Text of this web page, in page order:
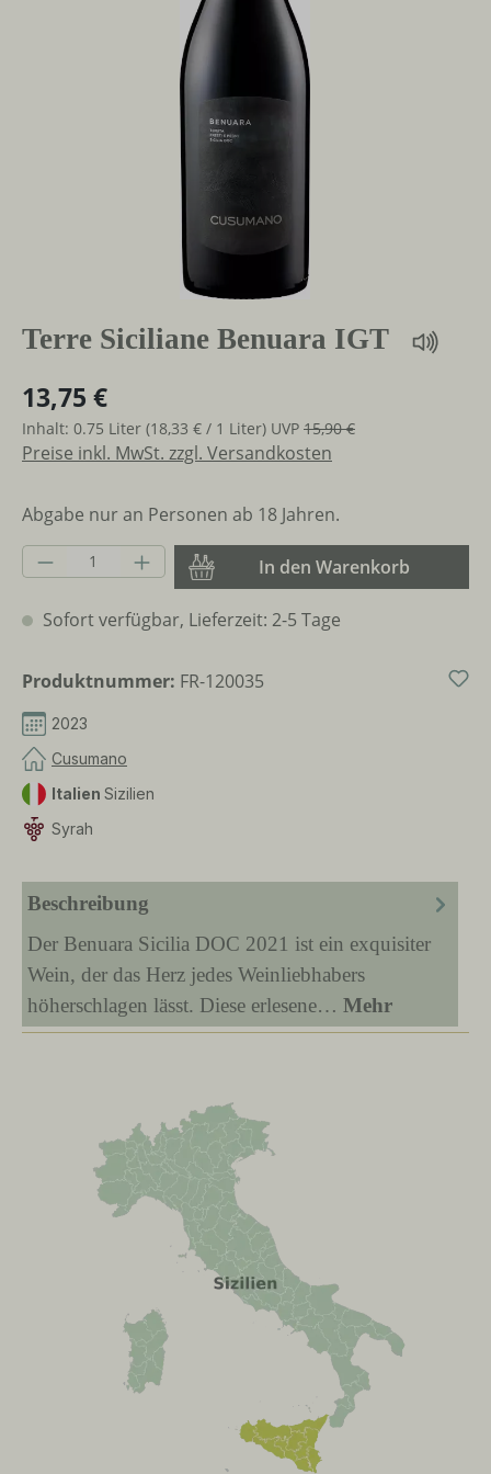
Terre Siciliane Benuara IGT
13,75 €
Inhalt: 0.75 Liter (18,33 € / 1 Liter) UVP 15,90 €
Preise inkl. MwSt. zzgl. Versandkosten
Abgabe nur an Personen ab 18 Jahren.
Produkt Anzahl: Gib den gewünschten
In den Warenkorb
Sofort verfügbar, Lieferzeit: 2-5 Tage
Produktnummer: FR-120035
2023
Cusumano
Italien Sizilien
Syrah
Beschreibung
Der Benuara Sicilia DOC 2021 ist ein exquisiter
Wein, der das Herz jedes Weinliebhabers
höherschlagen lässt. Diese erlesene… Mehr